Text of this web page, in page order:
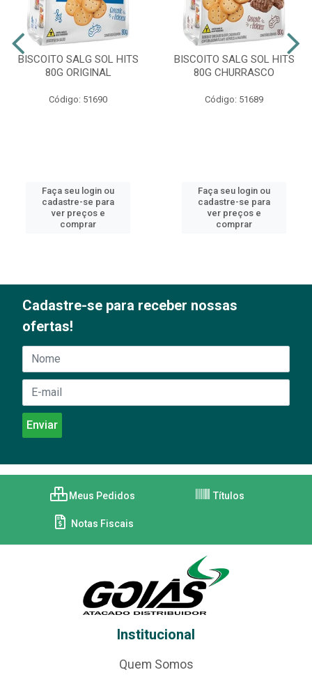
BISCOITO SALG SOL HITS
80G ORIGINAL
Código: 51690
Faça seu login ou
cadastre-se para
ver preços e
comprar
BISCOITO SALG SOL HITS
80G CHURRASCO
Código: 51689
Faça seu login ou
cadastre-se para
ver preços e
comprar
Cadastre-se para receber nossas
ofertas!
Meus Pedidos Títulos
Notas Fiscais
Institucional
Quem Somos